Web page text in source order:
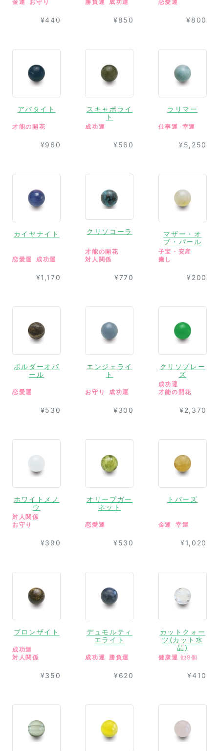
金運 お守り
¥440
勝負運 成功運
¥850
恋愛運
¥800
アパタイト
才能の開花
¥960
スキャポライ
ト
成功運
¥560
ラリマー
仕事運 幸運
¥5,250
カイヤナイト
恋愛運 成功運
¥1,170
クリソコーラ
才能の開花
対人関係
¥770
マザー・オ
ブ・パール
子宝・安産
癒し
¥200
ボルダーオパ
ール
恋愛運
¥530
エンジェライ
ト
お守り 成功運
¥300
クリソプレー
ズ
成功運
才能の開花
¥2,370
ホワイトメノ
ウ
対人関係
お守り
¥390
オリーブガー
ネット
恋愛運
¥530
トパーズ
金運 幸運
¥1,020
ブロンザイト
成功運
対人関係
¥350
デュモルティ
エライト
成功運 勝負運
¥620
カットクォー
ツ(カット水
晶)
健康運 他9個
¥410